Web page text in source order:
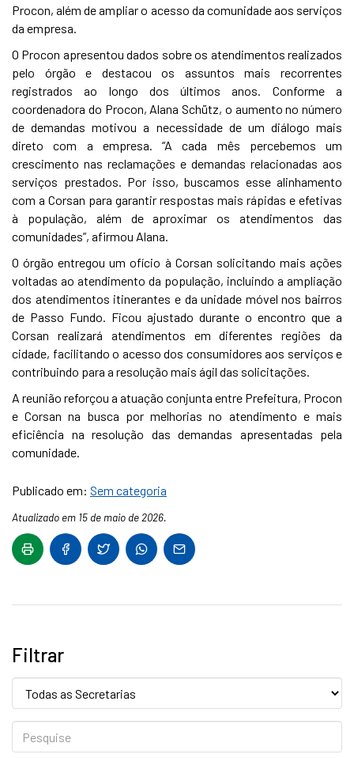
Procon, além de ampliar o acesso da comunidade aos serviços
da empresa.
O Procon apresentou dados sobre os atendimentos realizados
pelo órgão e destacou os assuntos mais recorrentes
registrados ao longo dos últimos anos. Conforme a
coordenadora do Procon, Alana Schütz, o aumento no número
de demandas motivou a necessidade de um diálogo mais
direto com a empresa. “A cada mês percebemos um
crescimento nas reclamações e demandas relacionadas aos
serviços prestados. Por isso, buscamos esse alinhamento
com a Corsan para garantir respostas mais rápidas e efetivas
à população, além de aproximar os atendimentos das
comunidades”, afirmou Alana.
O órgão entregou um ofício à Corsan solicitando mais ações
voltadas ao atendimento da população, incluindo a ampliação
dos atendimentos itinerantes e da unidade móvel nos bairros
de Passo Fundo. Ficou ajustado durante o encontro que a
Corsan realizará atendimentos em diferentes regiões da
cidade, facilitando o acesso dos consumidores aos serviços e
contribuindo para a resolução mais ágil das solicitações.
A reunião reforçou a atuação conjunta entre Prefeitura, Procon
e Corsan na busca por melhorias no atendimento e mais
eficiência na resolução das demandas apresentadas pela
comunidade.
Publicado em: Sem categoria
Atualizado em 15 de maio de 2026.
Filtrar